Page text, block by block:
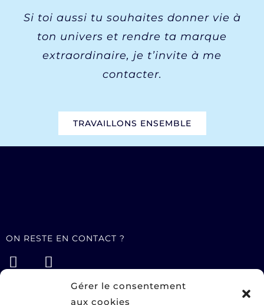
Gérer le consentement
aux cookies
Si toi aussi tu souhaites donner vie à
ton univers et rendre ta marque
extraordinaire, je t’invite à me
contacter.
TRAVAILLONS ENSEMBLE
ON RESTE EN CONTACT ?